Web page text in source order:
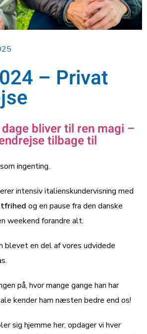
– Privat
bliver til ren magi –
tilbage til
ingenting.
intensiv italienskundervisning med
og en pause fra den danske
weekend forandre alt.
blevet en del af vores udvidede
på, hvor mange gange han har
kender ham næsten bedre end os!
sig hjemme her, opdager vi hver